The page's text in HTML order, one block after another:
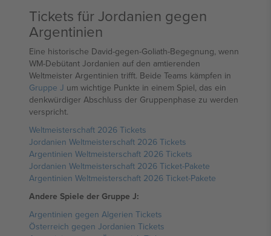
Tickets für Jordanien gegen
Argentinien
Eine historische David-gegen-Goliath-Begegnung, wenn
WM-Debütant Jordanien auf den amtierenden
Weltmeister Argentinien trifft. Beide Teams kämpfen in
Gruppe J um wichtige Punkte in einem Spiel, das ein
denkwürdiger Abschluss der Gruppenphase zu werden
verspricht.
Weltmeisterschaft 2026 Tickets
Jordanien Weltmeisterschaft 2026 Tickets
Argentinien Weltmeisterschaft 2026 Tickets
Jordanien Weltmeisterschaft 2026 Ticket-Pakete
Argentinien Weltmeisterschaft 2026 Ticket-Pakete
Andere Spiele der Gruppe J:
Argentinien gegen Algerien Tickets
Österreich gegen Jordanien Tickets